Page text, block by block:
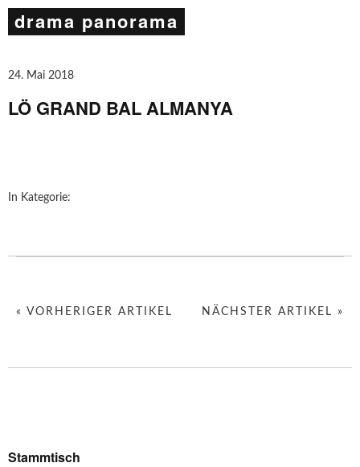
drama panorama
24. Mai 2018
LÖ GRAND BAL ALMANYA
In Kategorie:
NÄCHSTER ARTIKEL »
« VORHERIGER ARTIKEL
Stammtisch